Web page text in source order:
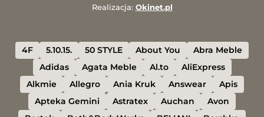
Realizacja: Okinet.pl
4F 5.10.15. 50 STYLE About You
Abra Meble
Adidas
Agata Meble Al.to
AliExpress
Alkmie
Allegro Ania Kruk Answear
Apis
Apteka Gemini
Astratex Auchan
Avon